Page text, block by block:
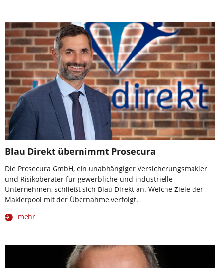
Blau Direkt übernimmt Prosecura
Die Prosecura GmbH, ein unabhängiger Versicherungsmakler
und Risikoberater für gewerbliche und industrielle
Unternehmen, schließt sich Blau Direkt an. Welche Ziele der
Maklerpool mit der Übernahme verfolgt.
mehr